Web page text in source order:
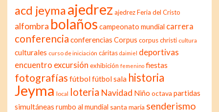
acd jeymaajedrez ajedrez Feria del Cristo
alfombra bolaños campeonato mundial carrera
conferencia conferencias Corpus corpus christi cultura
culturales curso de iniciación cáritas daimiel deportivas
encuentro excursión exhibición femenino fiestas
fotografías fútbolfútbol sala historia
Jeyma local loteria Navidad Niño octava partidas
simultáneas rumbo al mundial santa maría senderismo